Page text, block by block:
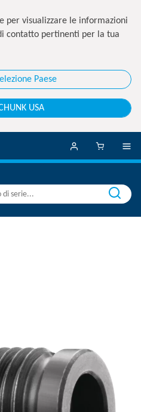
per visualizzare le informazioni
contatto pertinenti per la tua
Paese
USA